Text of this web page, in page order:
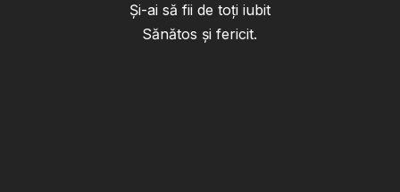
Şi-ai să fii de toţi iubit
Sănătos şi fericit.